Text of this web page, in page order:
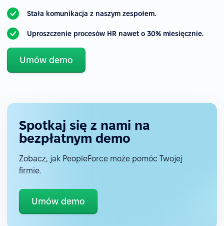
Stała komunikacja z naszym zespołem.
Uproszczenie procesów HR nawet o 30% miesięcznie.
Umów demo
Spotkaj się z nami na
bezpłatnym demo
Zobacz, jak PeopleForce może pomóc Twojej
firmie.
Umów demo